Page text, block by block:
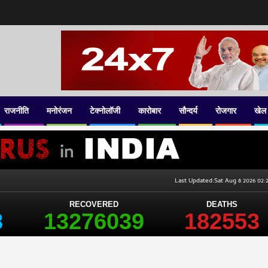
राजनीति मनोरंजन टेक्नोलॉजी कारोबार सौन्दर्य रोजगार खेल